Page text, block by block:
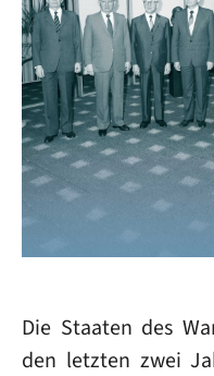
Die Staaten des
den letzten zwei